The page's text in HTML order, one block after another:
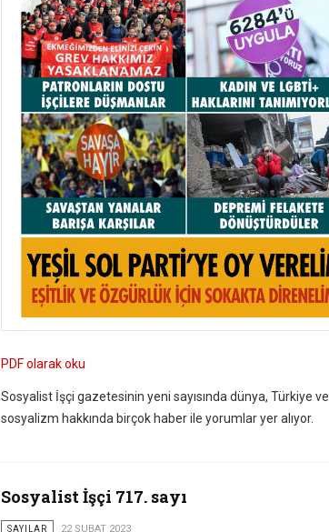
PDF olarak oku
Sosyalist İşçi gazetesinin yeni sayısında dünya, Türkiye ve
sosyalizm hakkında birçok haber ile yorumlar yer alıyor.
Sosyalist İşçi 717. sayı
SAYILAR 22 ŞUBAT 2023